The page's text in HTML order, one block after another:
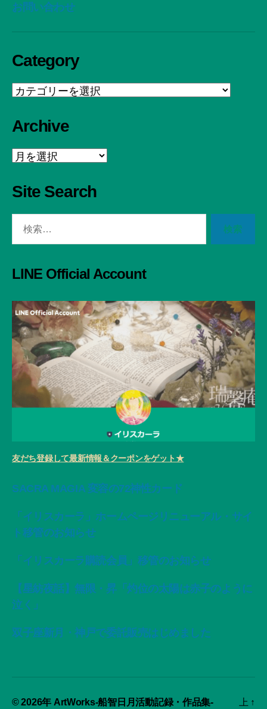
お問い合わせ
Category
Category
Archive
Archive
Site Search
LINE Official Account
友だち登録して最新情報＆クーポンをゲット★
SACRA MAGIA 変容の72神性カード
「イリスカーラ」ホームページリニューアル・サイ
ト移管のお知らせ
「イリスカーラ購読会員」移管のお知らせ
【星紡夜話】無限・昇「灼位の太陽は赤子のように
泣く」
双子座新月・神戸で委託販売はじめました
© 2026年 ArtWorks-船智日月活動記録・作品集- 上 ↑